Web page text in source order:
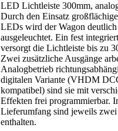
LED Lichtleiste 300mm,
Durch den Einsatz
LEDs wird der Wagon deutlich
ausgeleuchtet. Ein fest
versorgt die Lichtleiste bis zu
Zwei zusätzliche Ausgänge
Analogbetrieb
digitalen Variante (VHDM
kompatibel) sind sie mit
Effekten frei programmierbar.
Lieferumfang sind jeweils
enthalten.